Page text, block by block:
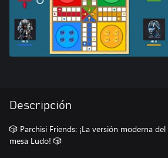
Descripción
🎲 Parchisi Friends: ¡La versión moderna
mesa Ludo! 🎲